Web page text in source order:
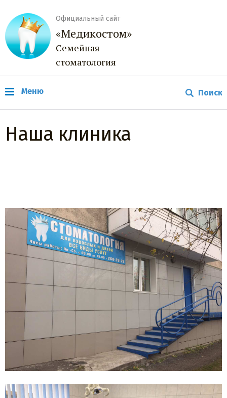
Официальный сайт
«Медикостом»
Семейная
стоматология
Меню
Наша клиника